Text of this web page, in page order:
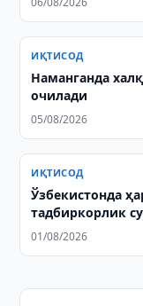
ИҚТИСОД
Наманганда
очилади
05/08/2026
ИҚТИСОД
Ўзбекистонда
тадбиркорлик
01/08/2026